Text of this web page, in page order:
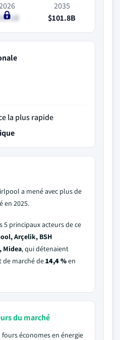
2035
$101.8B
la plus rapide
a mené avec plus de
en 2025.
5 principaux acteurs de ce
Arçelik, BSH
Midea, qui détenaient
marché de14,4 %en
du marché
économes en énergie